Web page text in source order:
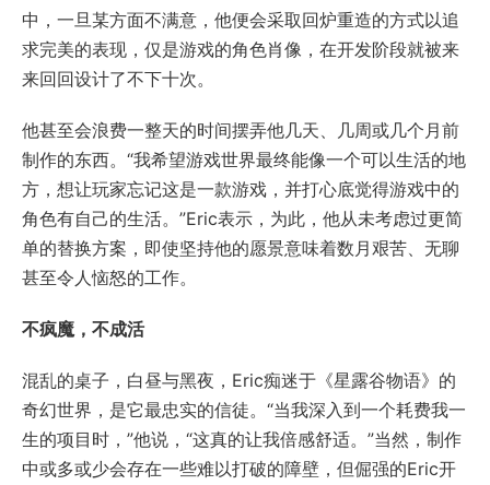
中，一旦某方面不满意，他便会采取回炉重造的方式以追
求完美的表现，仅是游戏的角色肖像，在开发阶段就被来
来回回设计了不下十次。
他甚至会浪费一整天的时间摆弄他几天、几周或几个月前
制作的东西。“我希望游戏世界最终能像一个可以生活的地
方，想让玩家忘记这是一款游戏，并打心底觉得游戏中的
角色有自己的生活。”Eric表示，为此，他从未考虑过更简
单的替换方案，即使坚持他的愿景意味着数月艰苦、无聊
甚至令人恼怒的工作。
不疯魔，不成活
混乱的桌子，白昼与黑夜，Eric痴迷于《星露谷物语》的
奇幻世界，是它最忠实的信徒。“当我深入到一个耗费我一
生的项目时，”他说，“这真的让我倍感舒适。”当然，制作
中或多或少会存在一些难以打破的障壁，但倔强的Eric开